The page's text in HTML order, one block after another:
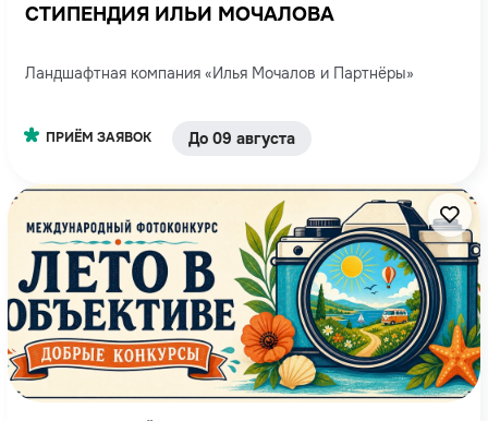
СТИПЕНДИЯ ИЛЬИ МОЧАЛОВА
Ландшафтная компания «Илья Мочалов и Партнёры»
ПРИЁМ ЗАЯВОК До 09 августа